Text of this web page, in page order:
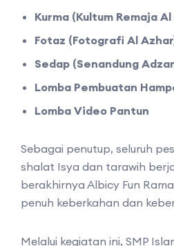
Kurma (Kultum Remaja
Fotaz (Fotografi Al
Sedap (Senandung
Lomba Pembuatan
Lomba Video Pantun
Sebagai penutup, seluruh
shalat Isya dan tarawih
berakhirnya Albicy Fun
penuh keberkahan dan
Melalui kegiatan ini, SMP